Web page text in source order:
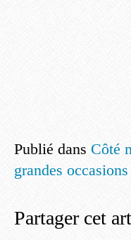
Publié dans Côté
grandes occasions
Partager cet